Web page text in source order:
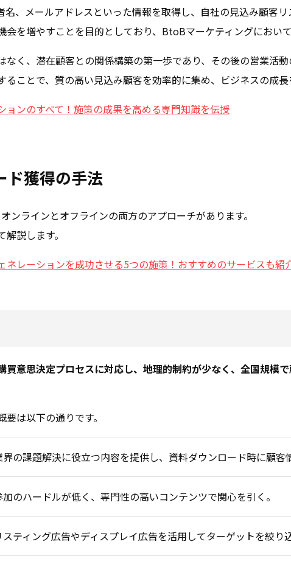
名、メールアドレスといった情報を取得し、自社の見込み顧客
を増やすことを目的としており、BtoBマーケティングにおいて
く、潜在顧客との関係構築の第一歩であり、その後の営業活動
ことで、質の高い見込み顧客を効率的に集め、ビジネスの成長
ョンのすべて！施策の成果を高める専門知識を伝授
ド獲得の手法
ンラインとオフラインの両方のアプローチがあります。
説します。
ネレーションを成功させる5つの施策！おすすめのサービスも紹
買意思決定プロセスに対応し、地理的制約が少なく、全国規模
は以下の通りです。
界の課題解決に役立つ内容を提供し、資料ダウンロード時に顧客
加のハードルが低く、専門性の高いコンテンツで関心を引く。
スティング広告やディスプレイ広告を活用してターゲットを絞り